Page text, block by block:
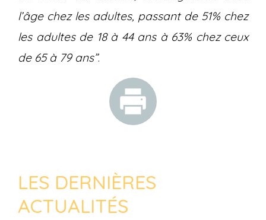
l’âge chez les adultes, passant de 51% chez
les adultes de 18 à 44 ans à 63% chez ceux
de 65 à 79 ans”.
LES DERNIÈRES
ACTUALITÉS